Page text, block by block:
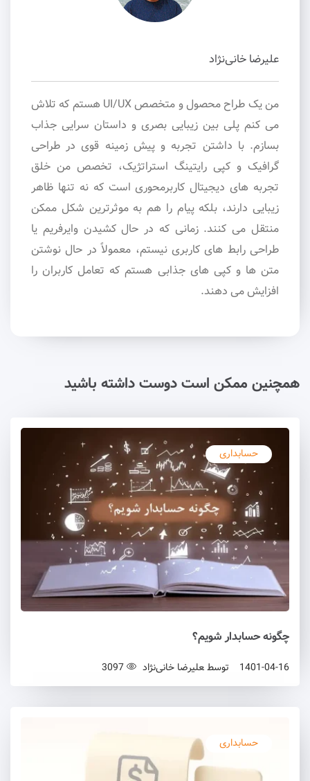
علیرضا خانی‌نژاد
من یک طراح محصول و متخصص UI/UX هستم که تلاش
می کنم پلی بین زیبایی بصری و داستان سرایی جذاب
بسازم. با داشتن تجربه و پیش زمینه قوی در طراحی
گرافیک و کپی رایتینگ استراتژیک، تخصص من خلق
تجربه های دیجیتال کاربرمحوری است که نه تنها ظاهر
زیبایی دارند، بلکه پیام را هم به موثرترین شکل ممکن
منتقل می کنند. زمانی که در حال کشیدن وایرفریم یا
طراحی رابط های کاربری نیستم، معمولاً در حال نوشتن
متن ها و کپی های جذابی هستم که تعامل کاربران را
افزایش می دهند.
همچنین ممکن است دوست داشته باشید
حسابداری
چگونه حسابدار شویم؟
1401-04-16 توسط علیرضا خانی‌نژاد
حسابداری